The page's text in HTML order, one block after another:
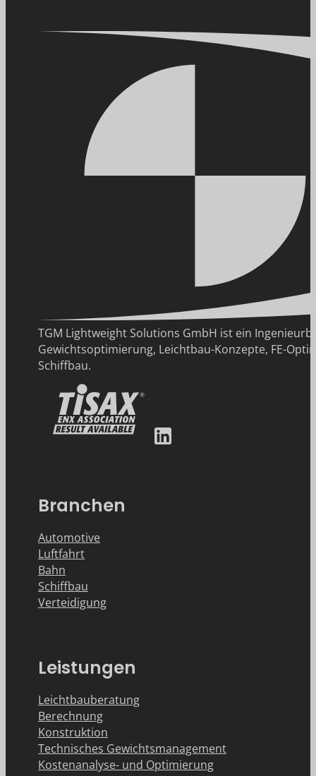
TGM Lightweight Solutions GmbH ist ein
Gewichtsoptimierung, Leichtbau-Konzepte, FE-
Schiffbau.
Branchen
Automotive
Luftfahrt
Bahn
Schiffbau
Verteidigung
Leistungen
Leichtbauberatung
Berechnung
Konstruktion
Technisches Gewichtsmanagement
Kostenanalyse- und Optimierung